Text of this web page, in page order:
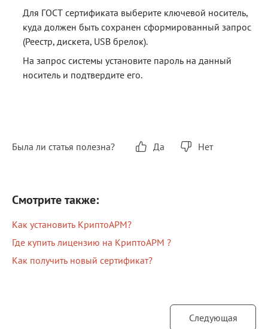
Для ГОСТ сертификата выберите ключевой носитель,
куда должен быть сохранен сформированный запрос
(Реестр, дискета, USB брелок).
На запрос системы установите пароль на данный
носитель и подтвердите его.
Была ли статья полезна? Да Нет
Смотрите также:
Как установить КриптоАРМ?
Где купить лицензию на КриптоАРМ ?
Как получить новый сертификат?
Следующая